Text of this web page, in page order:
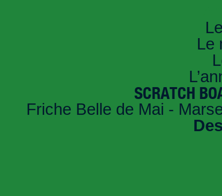
Le
SCRATCH
Friche Belle de Mai -